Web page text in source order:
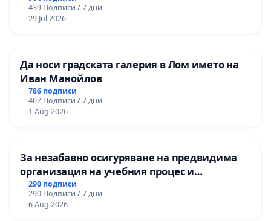
ЗАБЕЛЕЖИТЕЛНОСТ „ХЪЛМ НА
ОСВОБОДИТЕЛИТЕ“ (БУНАРДЖИК)
439 Подписи / 7 дни
29 Jul 2026
Да носи градската галерия в Лом името на
Иван Манойлов
786 подписи
407 Подписи / 7 дни
1 Aug 2026
За незабавно осигуряване на предвидима
организация на учебния процес и
гарантиране на правото на равнопоставено
и качествено образование на учениците от
ОУ „Княз Александър I“ и Хуманитарна
290 подписи
290 Подписи / 7 дни
6 Aug 2026